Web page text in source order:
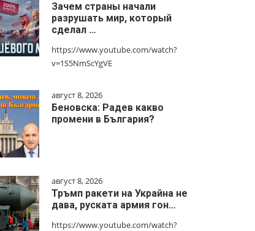
Зачем страны начали
разрушать мир, который
сделал …
https://www.youtube.com/watch?
v=1S5NmScYgVE
август 8, 2026
Беновска: Радев какво
промени в България?
август 8, 2026
Тръмп ракети на Украйна не
дава, руската армия гон…
https://www.youtube.com/watch?